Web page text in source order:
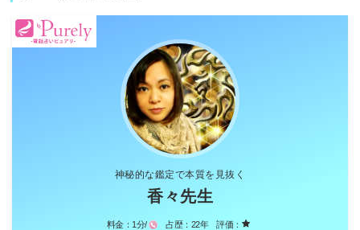
神秘的な鑑定で本質を見抜く
香々先生
料金： 1分/ 占歴： 22年
評価：